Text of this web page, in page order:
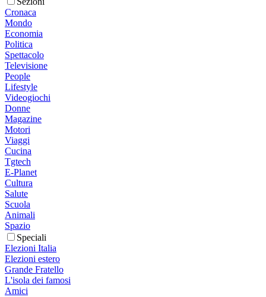
Cronaca
Mondo
Economia
Politica
Spettacolo
Televisione
People
Lifestyle
Videogiochi
Donne
Magazine
Motori
Viaggi
Cucina
Tgtech
E-Planet
Cultura
Salute
Scuola
Animali
Spazio
Speciali
Elezioni Italia
Elezioni estero
Grande Fratello
L'isola dei famosi
Amici